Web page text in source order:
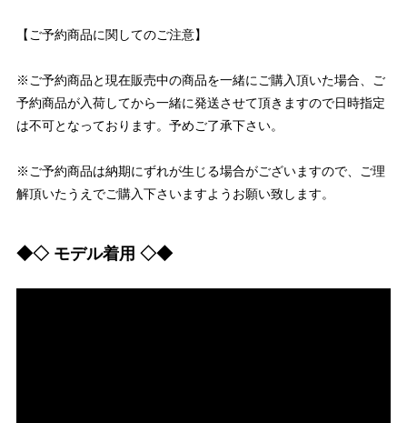
【ご予約商品に関してのご注意】
※ご予約商品と現在販売中の商品を一緒にご購入頂いた場合、ご
予約商品が入荷してから一緒に発送させて頂きますので日時指定
は不可となっております。予めご了承下さい。
※ご予約商品は納期にずれが生じる場合がございますので、ご理
解頂いたうえでご購入下さいますようお願い致します。
◆◇ モデル着用 ◇◆